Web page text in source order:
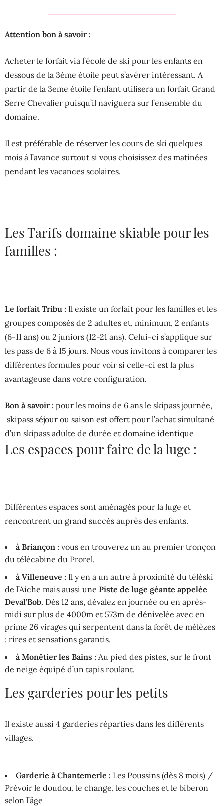
Attention bon à savoir :
Acheter le forfait via l’école de ski pour les enfants en
dessous de la 3ème étoile peut s’avérer intéressant. A
partir de la 3eme étoile l’enfant utilisera un forfait Grand
Serre Chevalier puisqu’il naviguera sur l’ensemble du
domaine.
Il est préférable de réserver les cours de ski quelques
mois à l’avance surtout si vous choisissez des matinées
pendant les vacances scolaires.
Les Tarifs domaine skiable pour les
familles :
Le forfait Tribu : Il existe un forfait pour les familles et les
groupes composés de 2 adultes et, minimum, 2 enfants
(6-11 ans) ou 2 juniors (12-21 ans). Celui-ci s’applique sur
les pass de 6 à 15 jours. Nous vous invitons à comparer les
différentes formules pour voir si celle-ci est la plus
avantageuse dans votre configuration.
Bon à savoir : pour les moins de 6 ans le skipass journée,
skipass séjour ou saison est offert pour l’achat simultané
d’un skipass adulte de durée et domaine identique
Les espaces pour faire de la luge :
Différentes espaces sont aménagés pour la luge et
rencontrent un grand succès auprès des enfants.
à Briançon : vous en trouverez un au premier tronçon
du télécabine du Prorel.
à Villeneuve : Il y en a un autre à proximité du téléski
de l’Aiche mais aussi une Piste de luge géante appelée
Deval’Bob. Dès 12 ans, dévalez en journée ou en après-
midi sur plus de 4000m et 573m de dénivelée avec en
prime 26 virages qui serpentent dans la forêt de mélèzes
: rires et sensations garantis.
à Monêtier les Bains : Au pied des pistes, sur le front
de neige équipé d’un tapis roulant.
Les garderies pour les petits
Il existe aussi 4 garderies réparties dans les différents
villages.
Garderie à Chantemerle : Les Poussins (dès 8 mois) /
Prévoir le doudou, le change, les couches et le biberon
selon l’âge